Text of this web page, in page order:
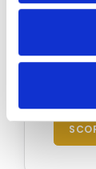
Via